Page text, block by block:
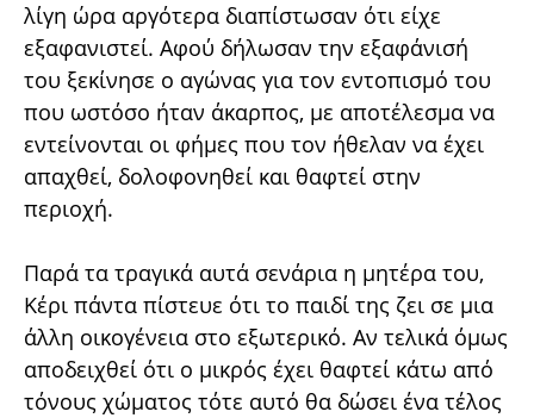
λίγη ώρα αργότερα διαπίστωσαν ότι είχε
εξαφανιστεί. Αφού δήλωσαν την εξαφάνισή
του ξεκίνησε ο αγώνας για τον εντοπισμό του
που ωστόσο ήταν άκαρπος, με αποτέλεσμα να
εντείνονται οι φήμες που τον ήθελαν να έχει
απαχθεί, δολοφονηθεί και θαφτεί στην
περιοχή.
Παρά τα τραγικά αυτά σενάρια η μητέρα του,
Κέρι πάντα πίστευε ότι το παιδί της ζει σε μια
άλλη οικογένεια στο εξωτερικό. Αν τελικά όμως
αποδειχθεί ότι ο μικρός έχει θαφτεί κάτω από
τόνους χώματος τότε αυτό θα δώσει ένα τέλος